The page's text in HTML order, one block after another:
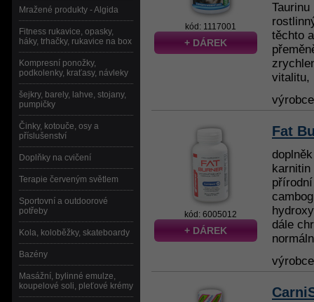
kód: 1117001
+ DÁREK
těchto
vitalitu,
kód: 6005012
+ DÁREK
Fat
karnitin
dále
Mražené produkty - Algida
Fitness rukavice, opasky,
háky, trhačky, rukavice na box
Kompresní ponožky,
podkolenky, kraťasy, návleky
šejkry, barely, lahve, stojany,
pumpičky
Činky, kotouče, osy a
příslušenství
Doplňky na cvičení
Terapie červeným světlem
Sportovní a outdoorové
potřeby
Kola, koloběžky, skateboardy
Bazény
Masážní, bylinné emulze,
koupelové soli, pleťové krémy